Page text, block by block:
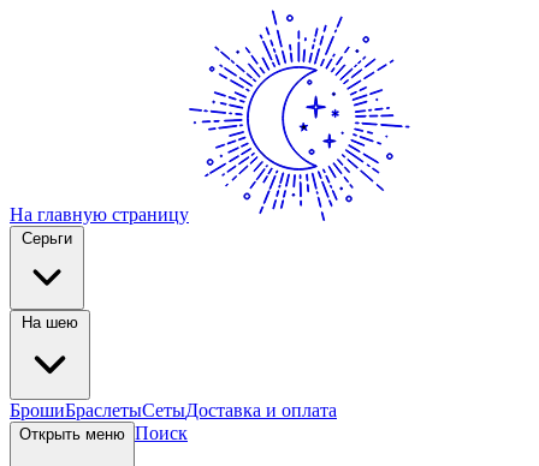
На главную страницу
БрошиБраслетыСетыДоставка и оплата
Открыть меню Поиск